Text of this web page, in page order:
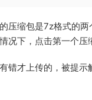
压缩包是7z格式的
况下，点击第一个压
错才上传的，被提